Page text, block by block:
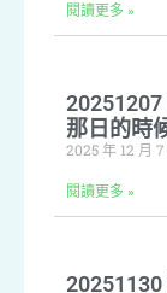
閱讀更多 »
20251207
那日的時
2025 年 12 月 7
閱讀更多 »